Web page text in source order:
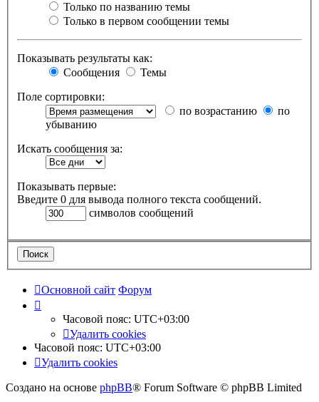
Только по названию темы
Только в первом сообщении темы
Показывать результаты как:
Сообщения
Темы
Поле сортировки:
по возрастанию
по
убыванию
Искать сообщения за:
Показывать первые:
Введите 0 для вывода полного текста сообщений.
символов сообщений
Основной сайт Форум
Часовой пояс: UTC+03:00
Удалить cookies
Часовой пояс: UTC+03:00
Удалить cookies
Создано на основе phpBB® Forum Software © phpBB Limited